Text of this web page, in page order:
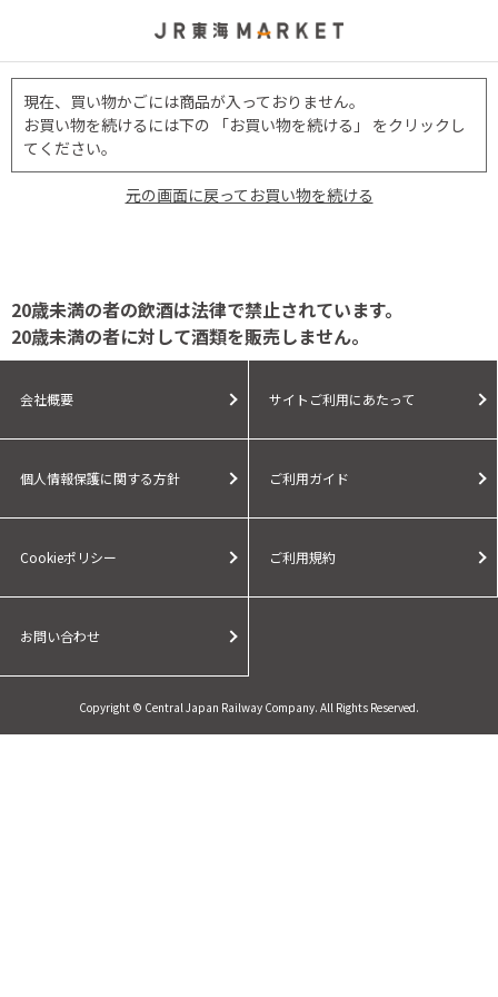
現在、買い物かごには商品が入っておりません。
お買い物を続けるには下の 「お買い物を続ける」 をクリックし
てください。
元の画面に戻ってお買い物を続ける
20歳未満の者の飲酒は法律で禁止されています。
20歳未満の者に対して酒類を販売しません。
会社概要 サイトご利用にあたって
個人情報保護に関する方針 ご利用ガイド
Cookieポリシー ご利用規約
お問い合わせ
Copyright © Central Japan Railway Company. All Rights Reserved.